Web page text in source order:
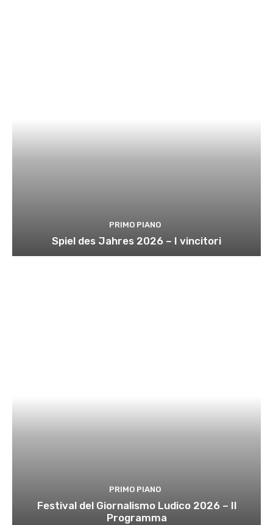
PRIMO PIANO
Spiel des Jahres 2026 – I vincitori
PRIMO PIANO
Festival del Giornalismo Ludico 2026 – Il
Programma